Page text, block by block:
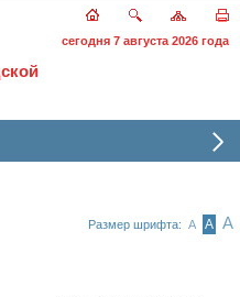
сегодня 7 августа 2026 года
Размер шрифта: А А А